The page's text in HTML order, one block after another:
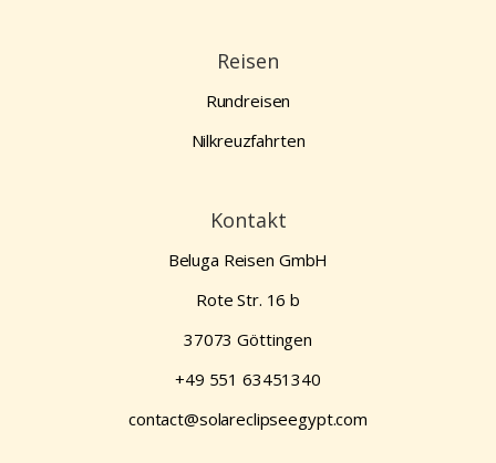
Reisen
Rundreisen
Nilkreuzfahrten
Kontakt
Beluga Reisen GmbH
Rote Str. 16 b
37073 Göttingen
+49 551 63451340
contact@solareclipseegypt.com